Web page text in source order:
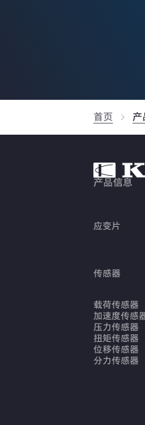
首页 产
产品信息
应变片
传感器
载荷传感器
加速度传感
压力传感器
扭矩传感器
位移传感器
分力传感器